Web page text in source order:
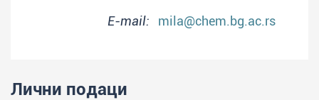
E-mail: mila@chem.bg.ac.rs
Лични подаци